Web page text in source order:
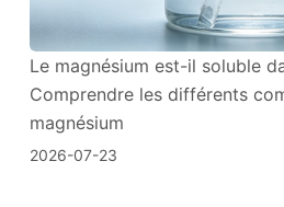
Le magnésium est-il soluble
Comprendre les différents
magnésium
2026-07-23